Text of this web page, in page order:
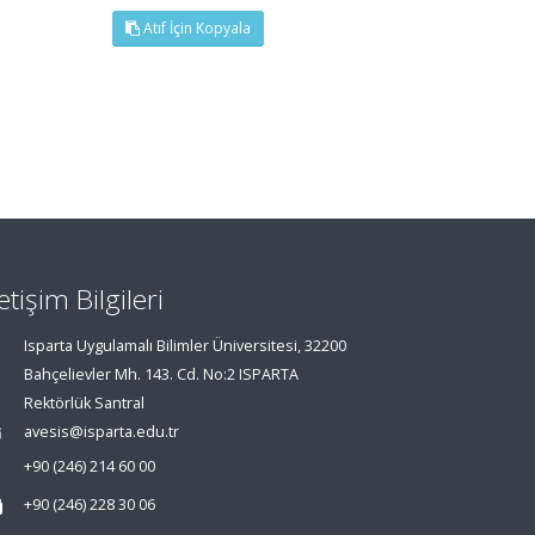
Atıf İçin Kopyala
Bilgileri
Isparta Uygulamalı Bilimler Üniversitesi, 32200
Bahçelievler Mh. 143. Cd. No:2 ISPARTA
Rektörlük Santral
avesis@isparta.edu.tr
+90 (246) 214 60 00
+90 (246) 228 30 06